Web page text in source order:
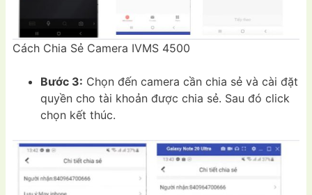
Cách Chia Sẻ Camera IVMS 4500
Bước 3: Chọn đến camera cần chia sẻ và cài đặt
quyền cho tài khoản được chia sẻ. Sau đó click
chọn kết thúc.